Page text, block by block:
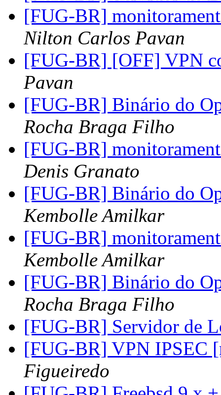
[FUG-BR]
Nilton Carlos Pavan
[FUG-BR] [OFF] VPN
Pavan
[FUG-BR] Binário do
Rocha Braga Filho
[FUG-BR]
Denis Granato
[FUG-BR] Binário do
Kembolle Amilkar
[FUG-BR]
Kembolle Amilkar
[FUG-BR] Binário do
Rocha Braga Filho
[FUG-BR] Servidor de
[FUG-BR] VPN IPSEC
Figueiredo